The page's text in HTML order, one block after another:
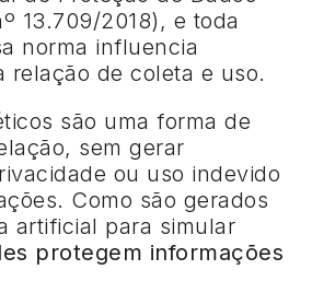
13.709/2018), e toda
norma influencia
relação de coleta e uso.
são uma forma de
sem gerar
ou uso indevido
Como são gerados
artificial para simular
protegem informações